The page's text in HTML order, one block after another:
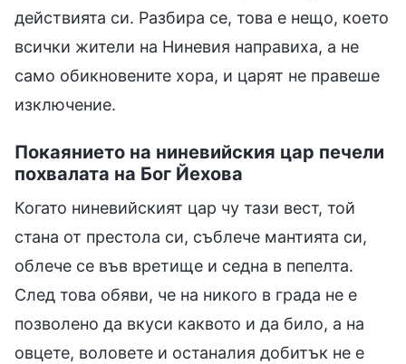
действията си. Разбира се, това е нещо, което
всички жители на Ниневия направиха, а не
само обикновените хора, и царят не правеше
изключение.
Покаянието на ниневийския цар печели
похвалата на Бог Йехова
Когато ниневийският цар чу тази вест, той
стана от престола си, съблече мантията си,
облече се във вретище и седна в пепелта.
След това обяви, че на никого в града не е
позволено да вкуси каквото и да било, а на
овцете, воловете и останалия добитък не е